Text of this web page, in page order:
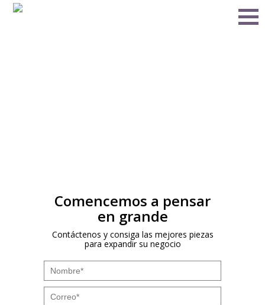
Comencemos a pensar
en grande
Contáctenos y consiga las mejores piezas
para expandir su negocio